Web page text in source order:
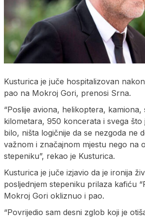
Kusturica je juče hospitalizovan
pao na Mokroj Gori, prenosi Srna.
“Poslije aviona, helikoptera, kamiona,
kilometara, 950 koncerata i svega
bilo, ništa logičnije da se nezgoda ne
važnom i značajnom mjestu nego na
stepeniku”, rekao je Kusturica.
Kusturica je juče izjavio da je ironija
posljednjem stepeniku prilaza kafiću
Mokroj Gori okliznuo i pao.
“Povrijedio sam desni zglob koji je